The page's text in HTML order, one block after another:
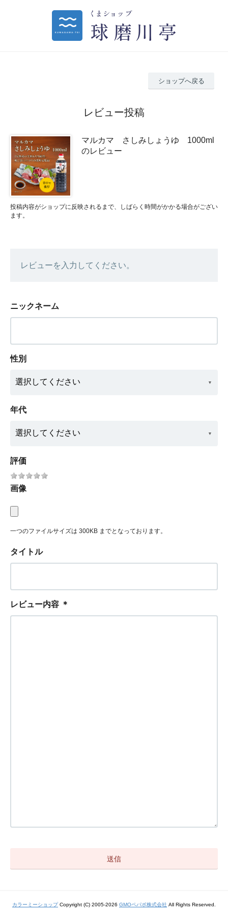
ショップへ戻る
レビュー投稿
マルカマ さしみしょうゆ 1000ml
のレビュー
投稿内容がショップに反映されるまで、しばらく時間がかかる場合がござい
ます。
レビューを入力してください。
ニックネーム
性別
年代
評価
画像
一つのファイルサイズは 300KB までとなっております。
タイトル
レビュー内容 ＊
カラーミーショップCopyright (C) 2005-2026 GMOペパボ株式会社 All Rights Reserved.